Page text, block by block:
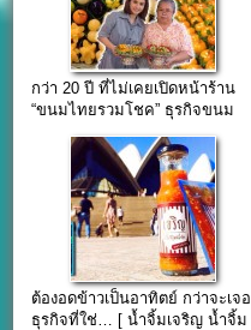
กว่า 20 ปี ที่ไม่เคยเปิดหน้าร้าน
“ขนมไทยรวมโชค” ธุรกิจขนม
ต้องอดข้าวเป็นอาทิตย์ กว่าจะเจอ
ธุรกิจที่ใช่… [ น้ำจิ้มเจริญ น้ำจิ้ม